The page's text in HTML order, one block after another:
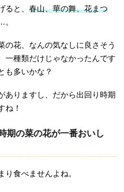
ると、 春山、華の舞、花まつ
。
の花、なんの気なしに良さそう
一種類だけじゃなかったんです
も多いかな？
ありますし、だから出回り時期
ね！
期の菜の花が一番おいし
り食べませんよね。